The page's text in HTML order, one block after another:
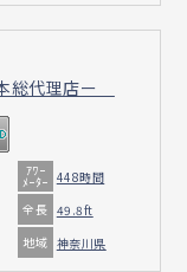
総代理店ー
ｱﾜｰ
ﾒｰﾀｰ 448時間
全長 49.8ft
地域 神奈川県